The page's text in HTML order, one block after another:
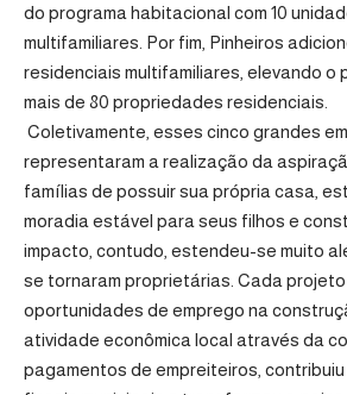
do programa habitacional com 10
multifamiliares. Por fim, Pinheiros
residenciais multifamiliares, elevando
mais de 80 propriedades residenciais.
Coletivamente, esses cinco grandes
representaram a realização da
famílias de possuir sua própria casa,
moradia estável para seus filhos e
impacto, contudo, estendeu-se muito
se tornaram proprietárias. Cada
oportunidades de emprego na
atividade econômica local através da
pagamentos de empreiteiros,